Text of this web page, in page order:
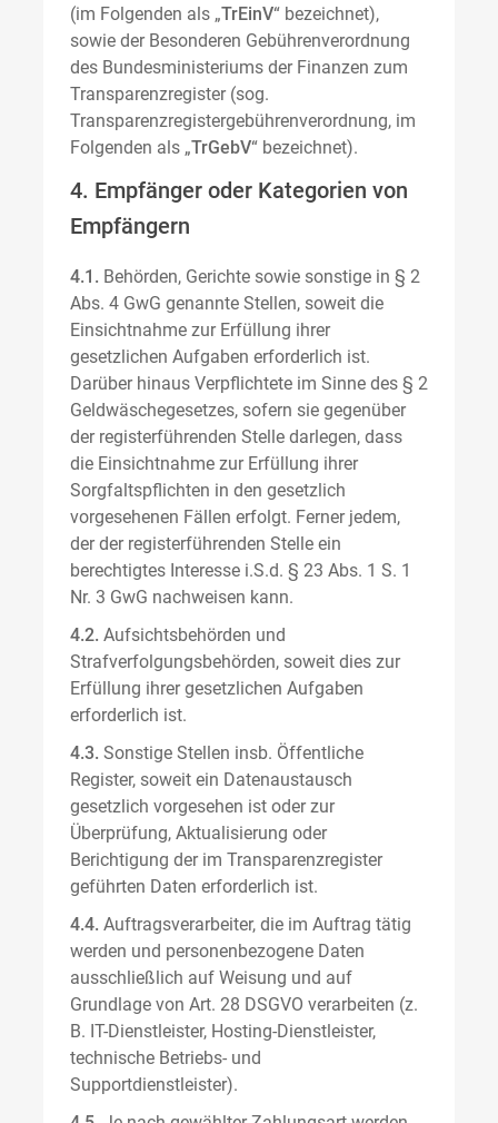
(im Folgenden als „TrEinV“ bezeichnet),
sowie der Besonderen Gebührenverordnung
des Bundesministeriums der Finanzen zum
Transparenzregister (sog.
Transparenzregistergebührenverordnung, im
Folgenden als „TrGebV“ bezeichnet).
4. Empfänger oder Kategorien von
Empfängern
4.1. Behörden, Gerichte sowie sonstige in § 2
Abs. 4 GwG genannte Stellen, soweit die
Einsichtnahme zur Erfüllung ihrer
gesetzlichen Aufgaben erforderlich ist.
Darüber hinaus Verpflichtete im Sinne des § 2
Geldwäschegesetzes, sofern sie gegenüber
der registerführenden Stelle darlegen, dass
die Einsichtnahme zur Erfüllung ihrer
Sorgfaltspflichten in den gesetzlich
vorgesehenen Fällen erfolgt. Ferner jedem,
der der registerführenden Stelle ein
berechtigtes Interesse i.S.d. § 23 Abs. 1 S. 1
Nr. 3 GwG nachweisen kann.
4.2. Aufsichtsbehörden und
Strafverfolgungsbehörden, soweit dies zur
Erfüllung ihrer gesetzlichen Aufgaben
erforderlich ist.
4.3. Sonstige Stellen insb. Öffentliche
Register, soweit ein Datenaustausch
gesetzlich vorgesehen ist oder zur
Überprüfung, Aktualisierung oder
Berichtigung der im Transparenzregister
geführten Daten erforderlich ist.
4.4. Auftragsverarbeiter, die im Auftrag tätig
werden und personenbezogene Daten
ausschließlich auf Weisung und auf
Grundlage von Art. 28 DSGVO verarbeiten (z.
B. IT-Dienstleister, Hosting-Dienstleister,
technische Betriebs- und
Supportdienstleister).